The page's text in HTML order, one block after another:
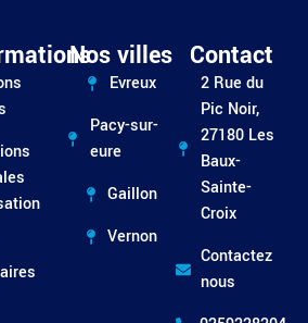
Nos villes
Evreux
Pacy-sur-
eure
Gaillon
Vernon
Contact
2 Rue du
Pic Noir,
27180 Les
Baux-
Sainte-
Croix
Contactez
nous